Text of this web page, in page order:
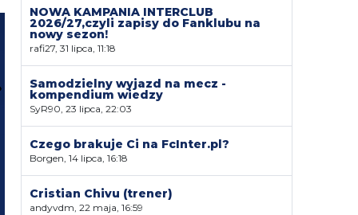
NOWA KAMPANIA INTERCLUB
2026/27,czyli zapisy do Fanklubu na
nowy sezon!
rafi27, 31 lipca, 11:18
Samodzielny wyjazd na mecz -
kompendium wiedzy
SyR90, 23 lipca, 22:03
Czego brakuje Ci na FcInter.pl?
Borgen, 14 lipca, 16:18
Cristian Chivu (trener)
andyvdm, 22 maja, 16:59